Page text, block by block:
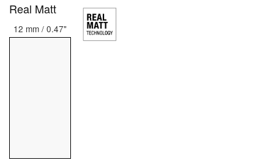
Real Matt
12 mm / 0.47"